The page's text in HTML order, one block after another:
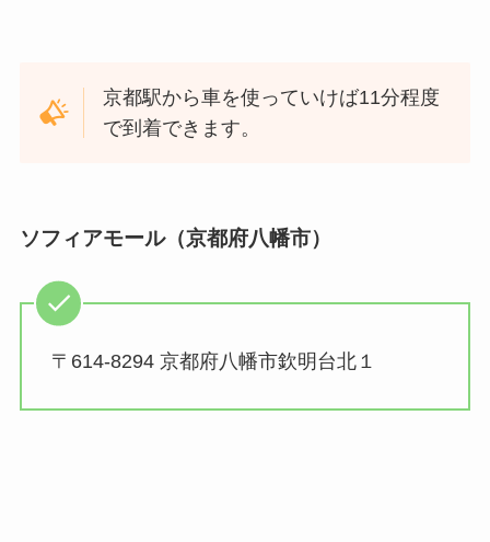
京都駅から車を使っていけば11分程度
で到着できます。
ソフィアモール（京都府八幡市）
〒614-8294 京都府八幡市欽明台北１